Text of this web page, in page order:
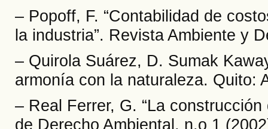
– Popoff, F. “Contabilidad de
la industria”. Revista Ambiente y
– Quirola Suárez, D. Sumak
armonía con la naturaleza. Quito:
– Real Ferrer, G. “La
de Derecho Ambiental, n.o 1